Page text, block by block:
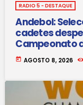
RADIO 5 - DESTAQUE
Andebol:
cadetes
Campeonato
today AGOSTO 8, 2026